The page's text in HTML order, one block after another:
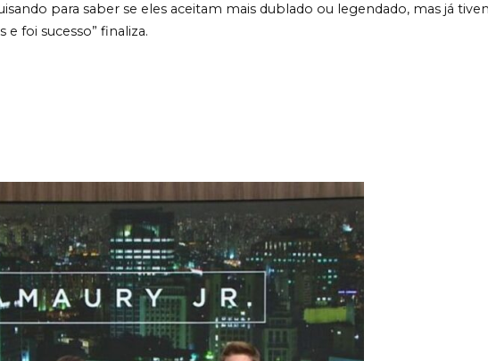
para saber se eles aceitam mais dublado ou legendado, mas já
foi sucesso” finaliza.